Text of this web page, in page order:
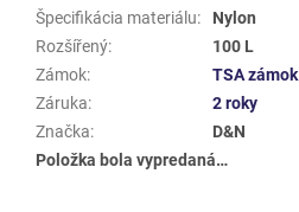
Špecifikácia materiálu:
Nylon
Rozšířený:
100 L
Zámok:
TSA zámok
Záruka:
2 roky
Značka:
D&N
Položka bola vypredaná…